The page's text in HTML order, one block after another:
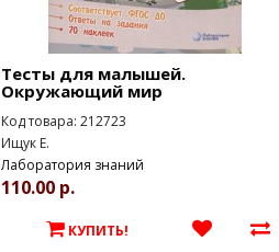
Тесты для малышей.
Окружающий мир
Код товара: 212723
Ищук Е.
Лаборатория знаний
110.00 р.
КУПИТЬ!